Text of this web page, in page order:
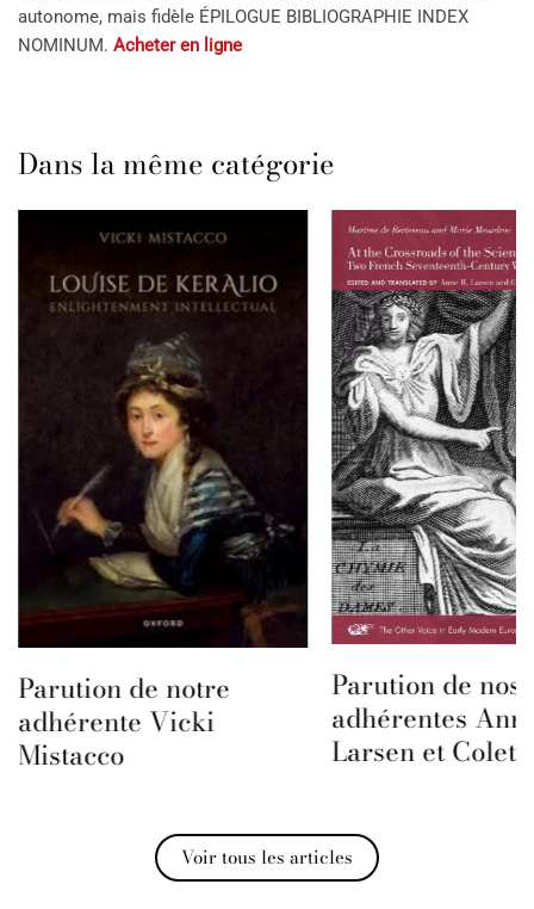
autonome, mais fidèle ÉPILOGUE BIBLIOGRAPHIE INDEX
NOMINUM. Acheter en ligne
Dans la même catégorie
Parution de notre
adhérente Vicki
Mistacco
Parution de nos
adhérentes
Larsen et
Voir tous les articles